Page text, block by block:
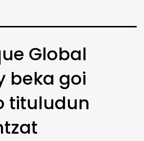
Global
beka goi
tituludun